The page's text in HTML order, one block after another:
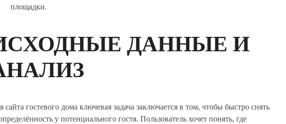
площадки.
ДАННЫЕ И
сайта гостевого дома ключевая задача заключается в том, чтобы быстро снять
у потенциального гостя. Пользователь хочет понять, где